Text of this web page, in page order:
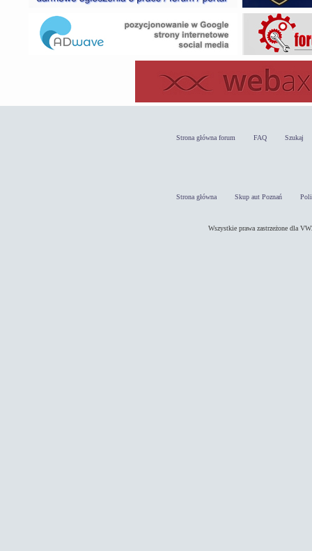
Strona główna forum FAQ Szukaj
Strona główna Skup aut Poznań
Wszystkie prawa zastrzeżone dla